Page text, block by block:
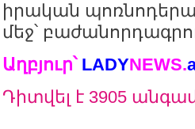
իրական
մեջ՝
Աղբյուր՝ LADYNEWS.
Դիտվել է 3905